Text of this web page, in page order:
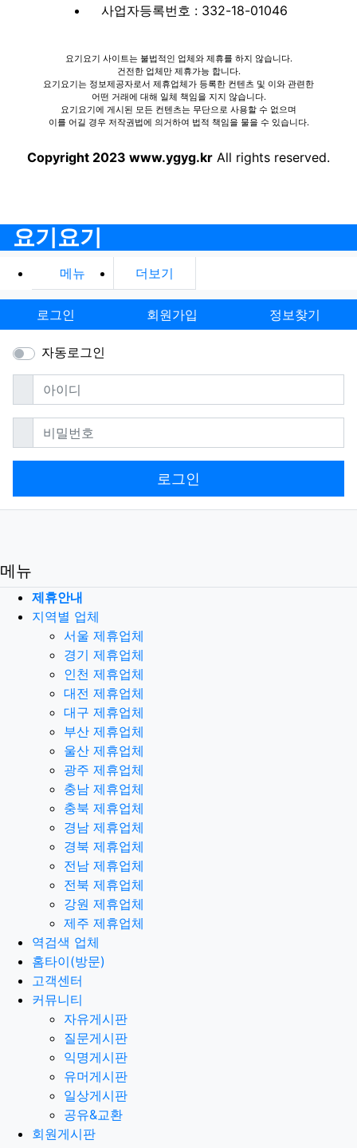
사업자등록번호 : 332-18-01046
요기요기 사이트는 불법적인 업체와 제휴를 하지 않습니다.
건전한 업체만 제휴가능 합니다.
요기요기는 정보제공자로서 제휴업체가 등록한 컨텐츠 및 이와 관련한
어떤 거래에 대해 일체 책임을 지지 않습니다.
요기요기에 게시된 모든 컨텐츠는 무단으로 사용할 수 없으며
이를 어길 경우 저작권법에 의거하여 법적 책임을 물을 수 있습니다.
Copyright 2023 www.ygyg.kr All rights reserved.
요기요기
메뉴 더보기
로그인 회원가입 정보찾기
자동로그인
아이디필수
비밀번호필수
로그인
메뉴
제휴안내
지역별 업체
서울 제휴업체
경기 제휴업체
인천 제휴업체
대전 제휴업체
대구 제휴업체
부산 제휴업체
울산 제휴업체
광주 제휴업체
충남 제휴업체
충북 제휴업체
경남 제휴업체
경북 제휴업체
전남 제휴업체
전북 제휴업체
강원 제휴업체
제주 제휴업체
역검색 업체
홈타이(방문)
고객센터
커뮤니티
자유게시판
질문게시판
익명게시판
유머게시판
일상게시판
공유&교환
회원게시판